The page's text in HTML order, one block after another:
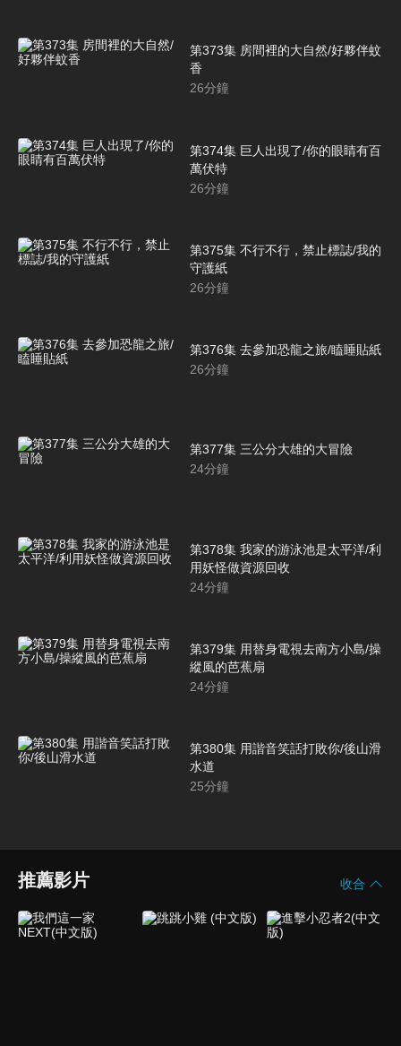
第373集 房間裡的大自然/好夥伴蚊
香
26分鐘
第374集 巨人出現了/你的眼睛有百
萬伏特
26分鐘
第375集 不行不行，禁止標誌/我的
守護紙
26分鐘
第376集 去參加恐龍之旅/瞌睡貼紙
26分鐘
第377集 三公分大雄的大冒險
24分鐘
第378集 我家的游泳池是太平洋/利
用妖怪做資源回收
24分鐘
第379集 用替身電視去南方小島/操
縱風的芭蕉扇
24分鐘
第380集 用諧音笑話打敗你/後山滑
水道
25分鐘
推薦影片 收合